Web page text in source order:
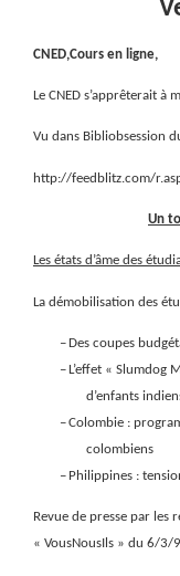
CNED,Cours en ligne,
Le CNED s’apprêterait à
Vu dans Bibliobsession
http://feedblitz.com/
Un
Les états d’âme des
La démobilisation des
–Des coupes
–L’effet « Slumdog
d’enfants
–Colombie :
colombiens
– Philippines :
Revue de presse par
« VousNousIls » du 6/3/9